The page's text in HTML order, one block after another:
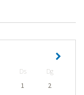
Ds
Dg
1
2